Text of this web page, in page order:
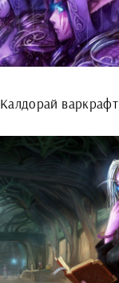
Калдорай варкрафт